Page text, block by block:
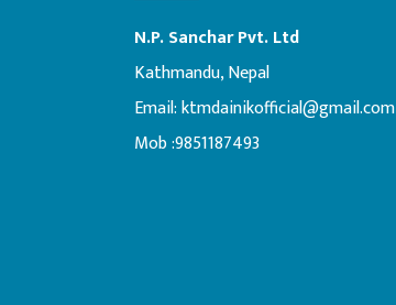
N.P. Sanchar Pvt. Ltd
Kathmandu, Nepal
Email:ktmdainikofficial@gmail.com
Mob :9851187493